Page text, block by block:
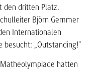
den dritten Platz.
Björn Gemmer
Internationalen
besucht: „Outstanding!“
hatten